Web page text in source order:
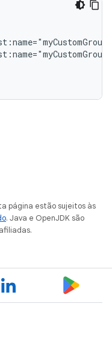
página estão sujeitos às
. Java e OpenJDK são